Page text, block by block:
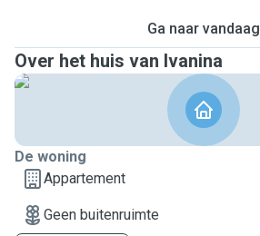
Ga naar vandaag
Over het huis van Ivanina
De woning
Appartement
Geen buitenruimte